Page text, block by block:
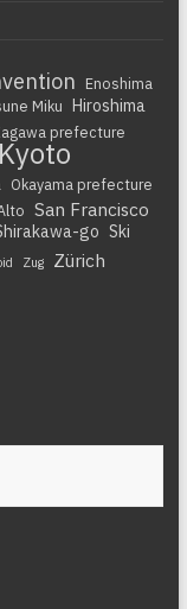
Enoshima
Miku Hiroshima
prefecture
Kyoto
Okayama prefecture
San Francisco
go Ski
Zug Zürich